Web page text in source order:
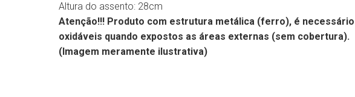
Altura do assento: 28cm
Atenção!!! Produto com estrutura metálica (ferro), é
oxidáveis quando expostos as áreas externas (sem cobertura).
(Imagem meramente ilustrativa)